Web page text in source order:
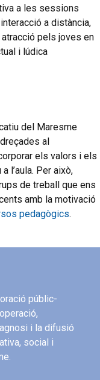
a les sessions
a distància,
pels joves en
i lúdica
del Maresme
al
els valors i els
l’aula. Per això,
de treball que ens
amb la motivació
pedagògics.
públic-
i la difusió
social i